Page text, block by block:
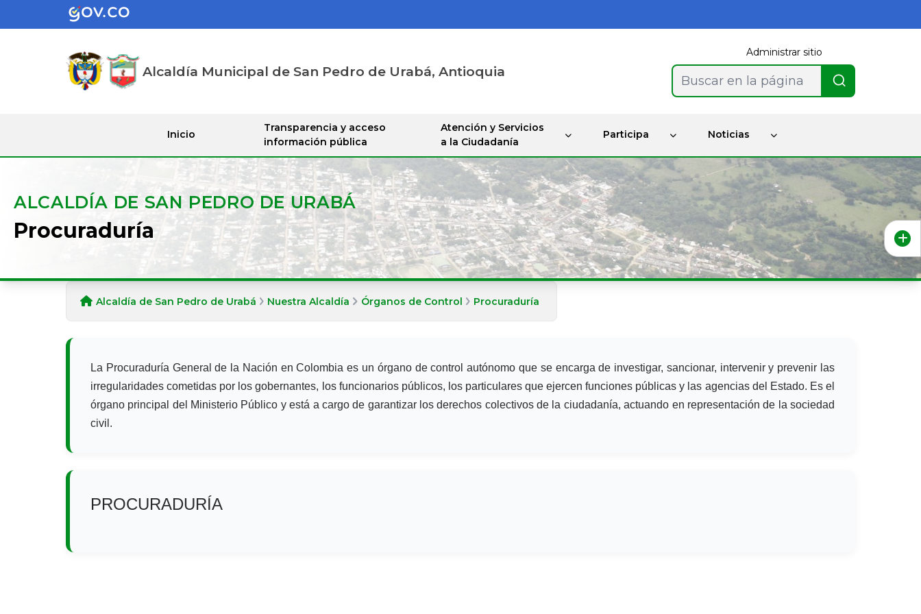
Alcaldía Municipal de San Pedro de Urabá, Antioquia
Administrar sitio
Buscar en la página
Inicio
Transparencia y acceso
información pública
Atención y Servicios
a la Ciudadanía
Participa Noticias
ALCALDÍA DE SAN PEDRO DE URABÁ
Procuraduría
Alcaldía de San Pedro de Urabá Nuestra Alcaldía Órganos de Control Procuraduría
La Procuraduría General de la Nación en Colombia es un órgano de control autónomo que se encarga de investigar, sancionar, intervenir y prevenir las
irregularidades cometidas por los gobernantes, los funcionarios públicos, los particulares que ejercen funciones públicas y las agencias del Estado. Es el
órgano principal del Ministerio Público y está a cargo de garantizar los derechos colectivos de la ciudadanía, actuando en representación de la sociedad
civil.
PROCURADURÍA